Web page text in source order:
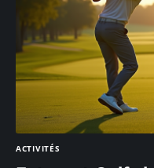
ACTIVITÉS